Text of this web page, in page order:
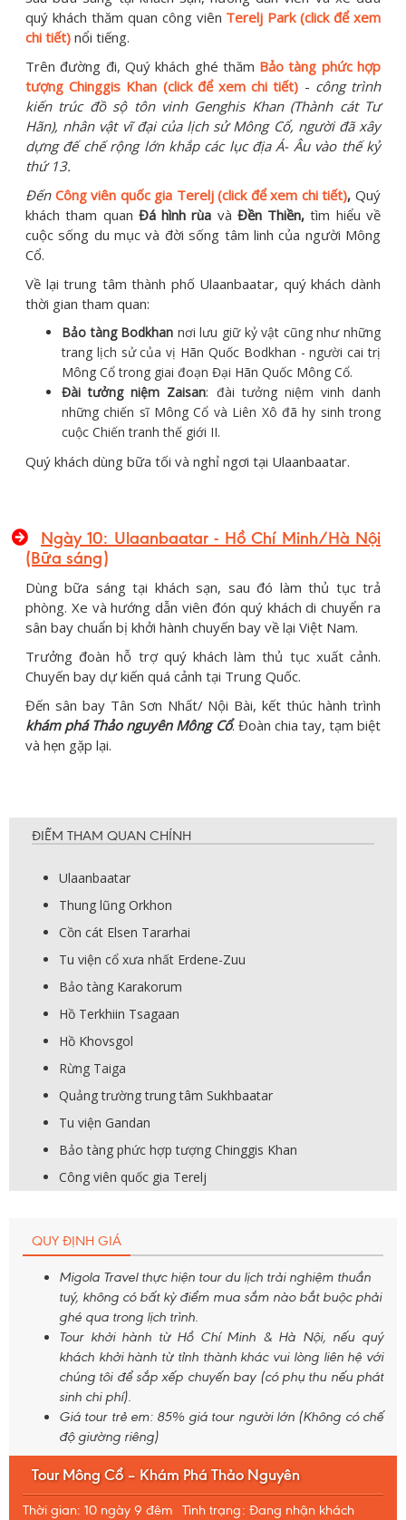
quý khách thăm quan công viên Terelj Park (click để xem
chi tiết) nổi tiếng.
Trên đường đi, Quý khách ghé thăm Bảo tàng phức hợp
tượng Chinggis Khan (click để xem chi tiết) - công trình
kiến trúc đồ sộ tôn vinh Genghis Khan (Thành cát Tư
Hãn), nhân vật vĩ đại của lịch sử Mông Cổ, người đã xây
dựng đế chế rộng lớn khắp các lục địa Á- Âu vào thế kỷ
thứ 13.
Đến Công viên quốc gia Terelj (click để xem chi tiết),Quý
khách tham quan Đá hình rùa và Đền Thiền,tìm hiểu về
cuộc sống du mục và đời sống tâm linh của người Mông
Cổ.
Về lại trung tâm thành phố Ulaanbaatar, quý khách dành
thời gian tham quan:
Bảo tàng Bodkhan nơi lưu giữ kỷ vật cũng như những
trang lịch sử của vị Hãn Quốc Bodkhan - người cai trị
Mông Cổ trong giai đoạn Đại Hãn Quốc Mông Cổ.
Đài tưởng niệm Zaisan: đài tưởng niệm vinh danh
những chiến sĩ Mông Cổ và Liên Xô đã hy sinh trong
cuộc Chiến tranh thế giới II.
Quý khách dùng bữa tối và nghỉ ngơi tại Ulaanbaatar.
Ngày 10: Ulaanbaatar - Hồ Chí Minh/Hà Nội
(Bữa sáng)
Dùng bữa sáng tại khách sạn, sau đó làm thủ tục trả
phòng. Xe và hướng dẫn viên đón quý khách di chuyển ra
sân bay chuẩn bị khởi hành chuyến bay về lại Việt Nam.
Trưởng đoàn hỗ trợ quý khách làm thủ tục xuất cảnh.
Chuyến bay dự kiến quá cảnh tại Trung Quốc.
Đến sân bay Tân Sơn Nhất/ Nội Bài, kết thúc hành trình
khám phá Thảo nguyên Mông Cổ. Đoàn chia tay, tạm biệt
và hẹn gặp lại.
ĐIỂM THAM QUAN CHÍNH
Ulaanbaatar
Thung lũng Orkhon
Cồn cát Elsen Tararhai
Tu viện cổ xưa nhất Erdene-Zuu
Bảo tàng Karakorum
Hồ Terkhiin Tsagaan
Hồ Khovsgol
Rừng Taiga
Quảng trường trung tâm Sukhbaatar
Tu viện Gandan
Bảo tàng phức hợp tượng Chinggis Khan
Công viên quốc gia Terelj
QUY ĐỊNH GIÁ
Migola Travel thực hiện tour du lịch trải nghiệm thuần
tuý, không có bất kỳ điểm mua sắm nào bắt buộc phải
ghé qua trong lịch trình.
Tour khởi hành từ Hồ Chí Minh & Hà Nội, nếu quý
khách khởi hành từ tỉnh thành khác vui lòng liên hệ với
chúng tôi để sắp xếp chuyến bay (có phụ thu nếu phát
sinh chi phí).
Giá tour trẻ em: 85% giá tour người lớn (Không có chế
độ giường riêng)
Tour Mông Cổ – Khám Phá Thảo Nguyên
Thời gian: 10 ngày 9 đêm Tình trạng: Đang nhận khách